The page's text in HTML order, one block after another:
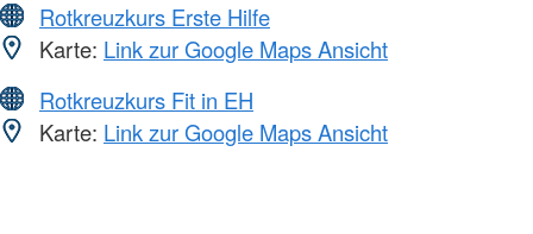
Rotkreuzkurs Erste Hilfe
Karte: Link zur Google Maps Ansicht
Rotkreuzkurs Fit in EH
Karte: Link zur Google Maps Ansicht